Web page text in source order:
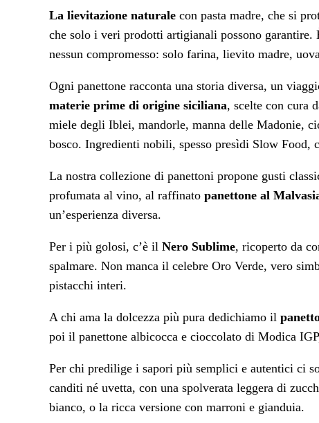
La lievitazione naturale con pasta madre, che si
che solo i veri prodotti artigianali possono garantire.
nessun compromesso: solo farina, lievito madre,
Ogni panettone racconta una storia diversa, un
materie prime di origine siciliana, scelte con cura
miele degli Iblei, mandorle, manna delle Madonie,
bosco. Ingredienti nobili, spesso presìdi Slow
La nostra collezione di panettoni propone gusti
profumata al vino, al raffinato panettone al
un’esperienza diversa.
Per i più golosi, c’è il Nero Sublime, ricoperto da
spalmare. Non manca il celebre Oro Verde, vero
pistacchi interi.
A chi ama la dolcezza più pura dedichiamo il
poi il panettone albicocca e cioccolato di Modica
Per chi predilige i sapori più semplici e autentici ci
canditi né uvetta, con una spolverata leggera di
bianco, o la ricca versione con marroni e gianduia.